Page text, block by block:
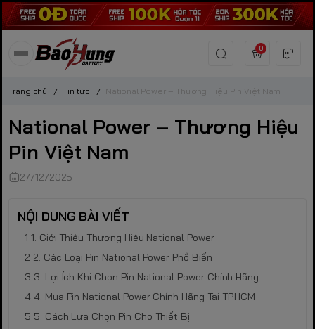
0
Trang chủ / Tin tức / National Power – Thương Hiệu Pin Việt Nam
National Power – Thương Hiệu
Pin Việt Nam
27/12/2025
NỘI DUNG BÀI VIẾT
1. Giới Thiệu Thương Hiệu National Power
2. Các Loại Pin National Power Phổ Biến
3. Lợi Ích Khi Chọn Pin National Power Chính Hãng
4. Mua Pin National Power Chính Hãng Tại TP.HCM
5. Cách Lựa Chọn Pin Cho Thiết Bị